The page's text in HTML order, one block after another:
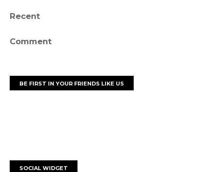
Recent
Comment
BE FIRST IN YOUR FRIENDS LIKE US
SOCIAL WIDGET